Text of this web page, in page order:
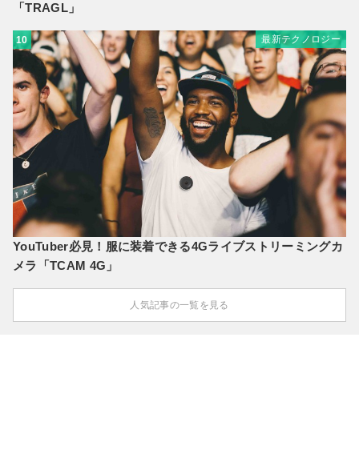
「TRAGL」
10 最新テクノロジー
YouTuber必見！服に装着できる4Gライブストリーミングカ
メラ「TCAM 4G」
人気記事の一覧を見る